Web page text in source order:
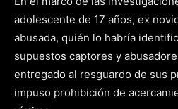
adolescente de 17 años, ex
abusada, quién lo habría
supuestos captores y
entregado al resguardo de sus
impuso prohibición de